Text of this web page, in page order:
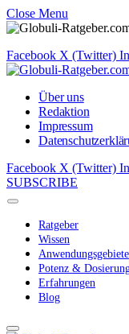
Close Menu
Facebook X (Twitter)
Über uns
Redaktion
Impressum
Facebook X (Twitter)
SUBSCRIBE
Ratgeber
Wissen
Anwendungsgebiete
Potenz &
Erfahrungen
Blog